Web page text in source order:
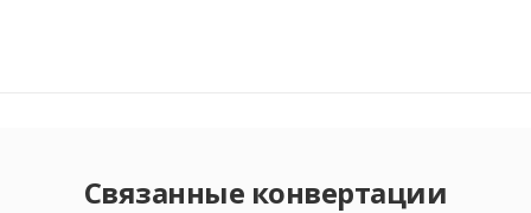
Связанные конвертации